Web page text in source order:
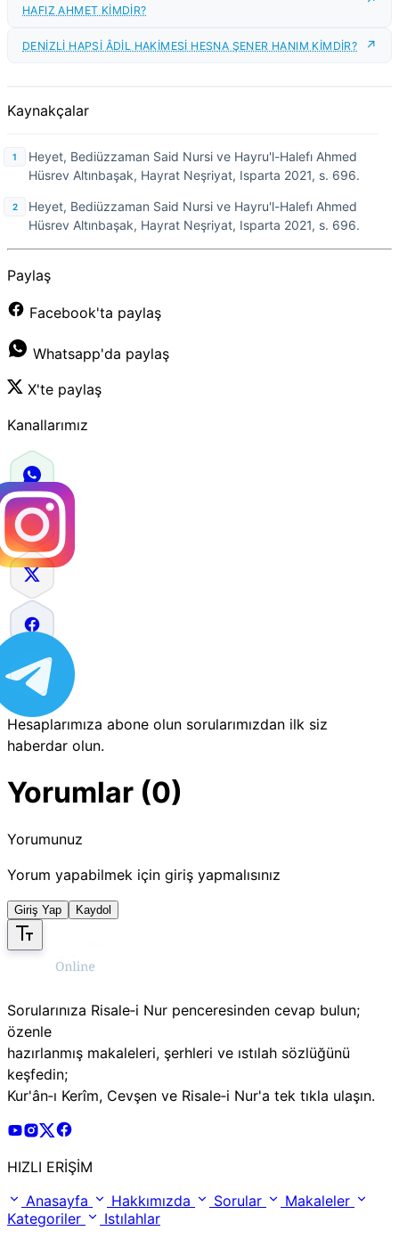
HAFIZ AHMET KİMDİR?
DENİZLİ HAPSİ ÂDİL HAKİMESİ HESNA ŞENER HANIM KİMDİR?
Kaynakçalar
Heyet, Bediüzzaman Said Nursi ve Hayru'l-Halefı Ahmed
Hüsrev Altınbaşak, Hayrat Neşriyat, Isparta 2021, s. 696.
Heyet, Bediüzzaman Said Nursi ve Hayru'l-Halefı Ahmed
Hüsrev Altınbaşak, Hayrat Neşriyat, Isparta 2021, s. 696.
Paylaş
Facebook'ta paylaş
Whatsapp'da paylaş
X'te paylaş
Kanallarımız
Hesaplarımıza abone olun sorularımızdan ilk siz
haberdar olun.
Yorumlar (0)
Yorumunuz
Yorum yapabilmek için giriş yapmalısınız
Giriş Yap Kaydol
Sorularınıza Risale‑i Nur penceresinden cevap bulun;
özenle
hazırlanmış makaleleri, şerhleri ve ıstılah sözlüğünü
keşfedin;
Kur'ân‑ı Kerîm, Cevşen ve Risale‑i Nur'a tek tıkla ulaşın.
Risale Online Youtube Hesabı
Risale Online Instagram Hesabı
Risale Online X Hesabı
HIZLI ERİŞİM
Anasayfa
Hakkımızda Sorular
Makaleler
Kategoriler
Istılahlar